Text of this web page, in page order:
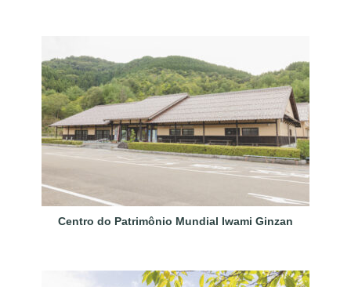
Centro do Patrimônio Mundial Iwami Ginzan